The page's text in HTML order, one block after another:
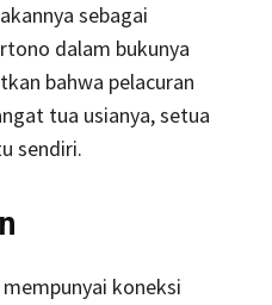
sebagai
dalam bukunya
bahwa pelacuran
tua usianya, setua
sendiri.
mempunyai koneksi